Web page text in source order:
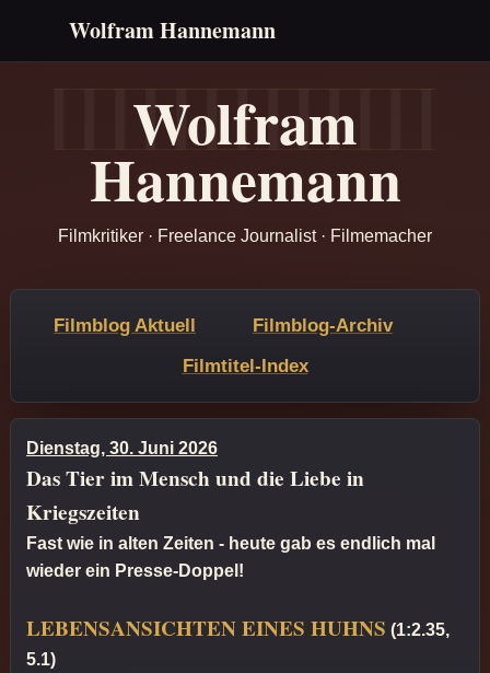
Wolfram Hannemann
Wolfram
Hannemann
Filmkritiker · Freelance Journalist · Filmemacher
Filmblog Aktuell
Filmblog-Archiv
Filmtitel-Index
Dienstag, 30. Juni 2026
Das Tier im Mensch und die Liebe in
Kriegszeiten
Fast wie in alten Zeiten - heute gab es endlich mal
wieder ein Presse-Doppel!
LEBENSANSICHTEN EINES HUHNS (1:2.35,
5.1)